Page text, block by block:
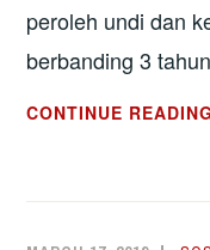
peroleh undi dan
berbanding 3
CONTINUE READING